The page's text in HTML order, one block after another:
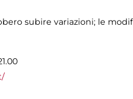
subire variazioni; le